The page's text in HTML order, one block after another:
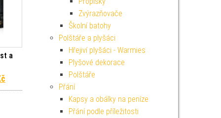
a
cena byla: 1 499 Kč.
Aktuální cena je: 1 349 Kč.
Zvýrazňovače
Školní batohy
Polštáře a plyšáci
Hřejiví plyšáci - Warmies
Plyšové dekorace
Polštáře
Přání
Kapsy a obálky na peníze
Přání podle příležitosti